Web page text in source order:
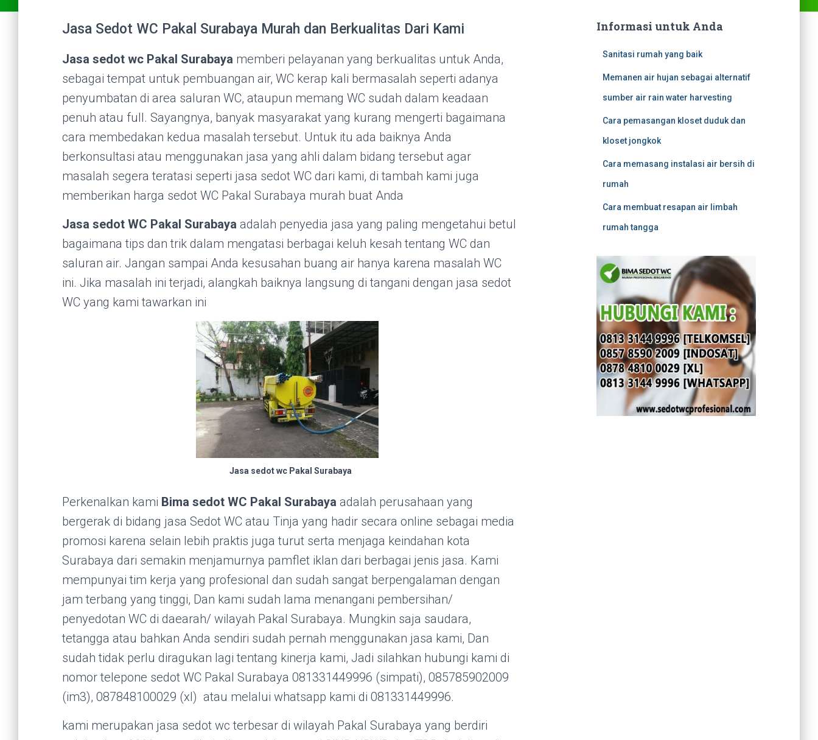
Jasa Sedot WC Pakal Surabaya Murah dan Berkualitas Dari Kami
Jasa sedot wc Pakal Surabaya memberi pelayanan yang berkualitas untuk Anda,
sebagai tempat untuk pembuangan air, WC kerap kali bermasalah seperti adanya
penyumbatan di area saluran WC, ataupun memang WC sudah dalam keadaan
penuh atau full. Sayangnya, banyak masyarakat yang kurang mengerti bagaimana
cara membedakan kedua masalah tersebut. Untuk itu ada baiknya Anda
berkonsultasi atau menggunakan jasa yang ahli dalam bidang tersebut agar
masalah segera teratasi seperti jasa sedot WC dari kami, di tambah kami juga
memberikan harga sedot WC Pakal Surabaya murah buat Anda
Jasa sedot WC Pakal Surabaya adalah penyedia jasa yang paling mengetahui betul
bagaimana tips dan trik dalam mengatasi berbagai keluh kesah tentang WC dan
saluran air. Jangan sampai Anda kesusahan buang air hanya karena masalah WC
ini. Jika masalah ini terjadi, alangkah baiknya langsung di tangani dengan jasa sedot
WC yang kami tawarkan ini
Jasa sedot wc Pakal Surabaya
Perkenalkan kami Bima sedot WC Pakal Surabaya adalah perusahaan yang
bergerak di bidang jasa Sedot WC atau Tinja yang hadir secara online sebagai media
promosi karena selain lebih praktis juga turut serta menjaga keindahan kota
Surabaya dari semakin menjamurnya pamflet iklan dari berbagai jenis jasa. Kami
mempunyai tim kerja yang profesional dan sudah sangat berpengalaman dengan
jam terbang yang tinggi, Dan kami sudah lama menangani pembersihan/
penyedotan WC di daearah/ wilayah Pakal Surabaya. Mungkin saja saudara,
tetangga atau bahkan Anda sendiri sudah pernah menggunakan jasa kami, Dan
sudah tidak perlu diragukan lagi tentang kinerja kami, Jadi silahkan hubungi kami di
nomor telepone sedot WC Pakal Surabaya 081331449996 (simpati), 085785902009
(im3), 087848100029 (xl) atau melalui whatsapp kami di 081331449996.
kami merupakan jasa sedot wc terbesar di wilayah Pakal Surabaya yang berdiri
Informasi untuk Anda
Sanitasi rumah yang baik
Memanen air hujan sebagai alternatif
sumber air rain water harvesting
Cara pemasangan kloset duduk dan
kloset jongkok
Cara memasang instalasi air bersih di
rumah
Cara membuat resapan air limbah
rumah tangga